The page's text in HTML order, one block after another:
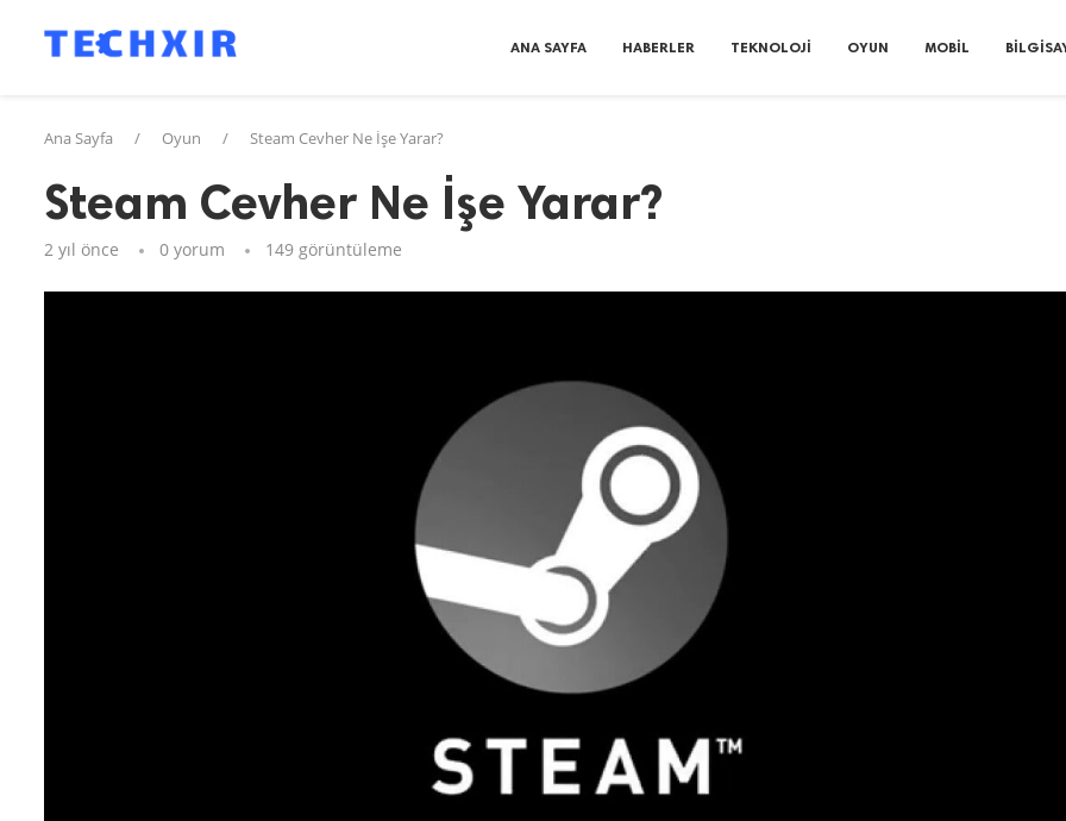
ANA SAYFA HABERLER TEKNOLOJI OYUN MOBIL
Ana Sayfa / Oyun / Steam Cevher Ne İşe Yarar?
Steam Cevher Ne İşe Yarar?
2 yıl önce 0 yorum 149 görüntüleme